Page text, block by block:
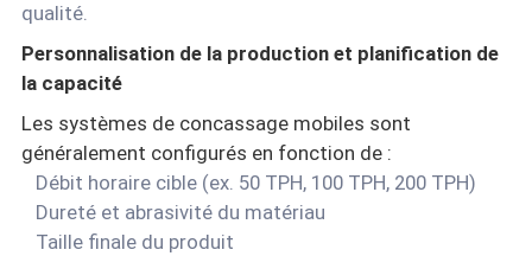
qualité.
Personnalisation de la production et planification de
la capacité
Les systèmes de concassage mobiles sont
généralement configurés en fonction de :
Débit horaire cible (ex. 50 TPH, 100 TPH, 200 TPH)
Dureté et abrasivité du matériau
Taille finale du produit